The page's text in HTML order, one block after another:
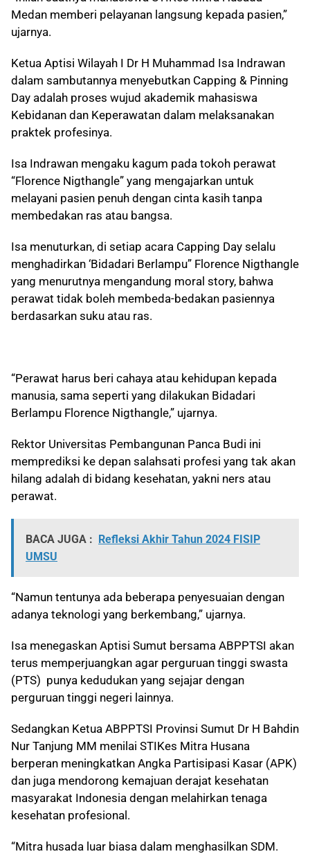
Medan memberi pelayanan langsung kepada pasien,”
ujarnya.
Ketua Aptisi Wilayah I Dr H Muhammad Isa Indrawan
dalam sambutannya menyebutkan Capping & Pinning
Day adalah proses wujud akademik mahasiswa
Kebidanan dan Keperawatan dalam melaksanakan
praktek profesinya.
Isa Indrawan mengaku kagum pada tokoh perawat
“Florence Nigthangle” yang mengajarkan untuk
melayani pasien penuh dengan cinta kasih tanpa
membedakan ras atau bangsa.
Isa menuturkan, di setiap acara Capping Day selalu
menghadirkan ‘Bidadari Berlampu” Florence Nigthangle
yang menurutnya mengandung moral story, bahwa
perawat tidak boleh membeda-bedakan pasiennya
berdasarkan suku atau ras.
“Perawat harus beri cahaya atau kehidupan kepada
manusia, sama seperti yang dilakukan Bidadari
Berlampu Florence Nigthangle,” ujarnya.
Rektor Universitas Pembangunan Panca Budi ini
memprediksi ke depan salahsati profesi yang tak akan
hilang adalah di bidang kesehatan, yakni ners atau
perawat.
BACA JUGA : Refleksi Akhir Tahun 2024 FISIP
UMSU
“Namun tentunya ada beberapa penyesuaian dengan
adanya teknologi yang berkembang,” ujarnya.
Isa menegaskan Aptisi Sumut bersama ABPPTSI akan
terus memperjuangkan agar perguruan tinggi swasta
(PTS) punya kedudukan yang sejajar dengan
perguruan tinggi negeri lainnya.
Sedangkan Ketua ABPPTSI Provinsi Sumut Dr H Bahdin
Nur Tanjung MM menilai STIKes Mitra Husana
berperan meningkatkan Angka Partisipasi Kasar (APK)
dan juga mendorong kemajuan derajat kesehatan
masyarakat Indonesia dengan melahirkan tenaga
kesehatan profesional.
“Mitra husada luar biasa dalam menghasilkan SDM.